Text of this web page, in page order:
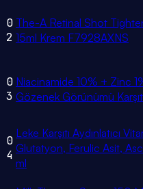
0
2
The-A Retinal Shot
15ml Krem F7928AXNS
0
3
Niacinamide 10% + Zinc
Gözenek Görünümü
0
4
Leke Karşıtı Aydınlatıcı
Glutatyon, Ferulic Asit,
ml